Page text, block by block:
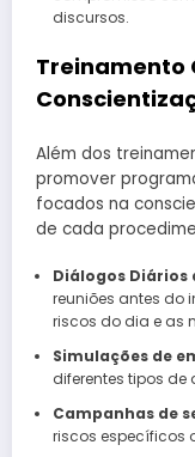
discursos.
Treinamento
Além dos
promover
focados na
de cada
Diálogos Diários
reuniões antes do
riscos do dia e as
Simulações de
diferentes tipos de
Campanhas de
riscos específicos